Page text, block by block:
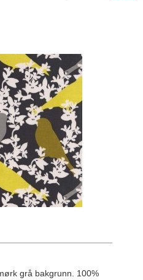
grå bakgrunn. 100%